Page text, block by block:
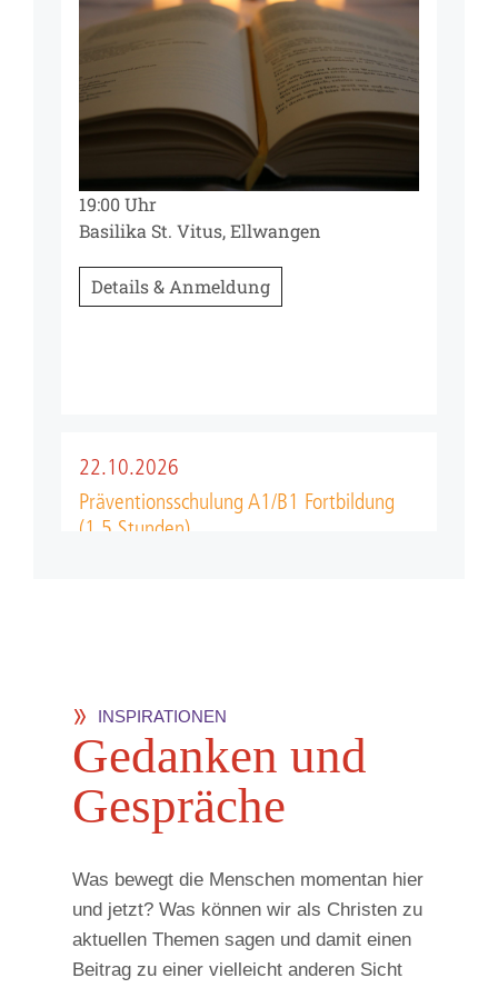
INSPIRATIONEN
Ge­dan­ken und
Ge­sprä­che
Was bewegt die Menschen momentan hier
und jetzt? Was können wir als Christen zu
aktuellen Themen sagen und damit einen
Beitrag zu einer vielleicht anderen Sicht